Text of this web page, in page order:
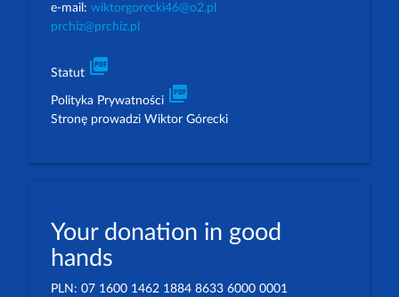
e-mail: wiktorgorecki46@o2.pl
prchiz@prchiz.pl
Statut picture_as_pdf
Polityka Prywatności picture_as_pdf
Stronę prowadzi Wiktor Górecki
Your donation in good
hands
PLN: 07 1600 1462 1884 8633 6000 0001